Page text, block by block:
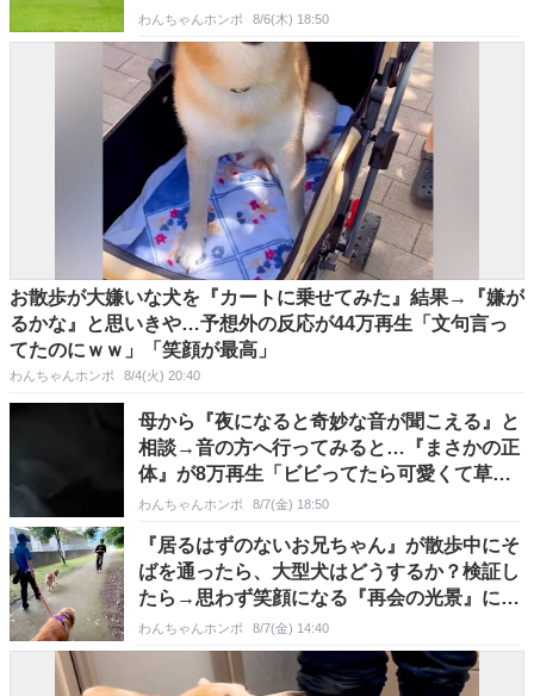
ロメロで草」
わんちゃんホンポ 8/6(木) 18:50
お散歩が大嫌いな犬を『カートに乗せてみた』結果→『嫌が
るかな』と思いきや…予想外の反応が44万再生「文句言っ
てたのにｗｗ」「笑顔が最高」
わんちゃんホンポ 8/4(火) 20:40
母から『夜になると奇妙な音が聞こえる』と
相談→音の方へ行ってみると…『まさかの正
体』が8万再生「ビビってたら可愛くて草」
「嬉しそうｗ」
わんちゃんホンポ 8/7(金) 18:50
『居るはずのないお兄ちゃん』が散歩中にそ
ばを通ったら、大型犬はどうするか？検証し
たら→思わず笑顔になる『再会の光景』に
「嬉しいね」の声
わんちゃんホンポ 8/7(金) 14:40